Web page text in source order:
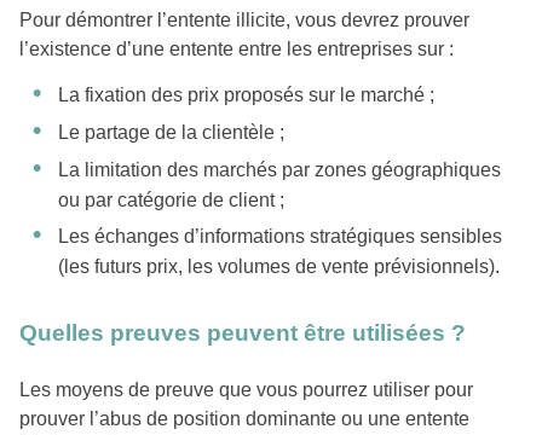
Pour démontrer l’entente illicite, vous devrez prouver
l’existence d’une entente entre les entreprises sur :
La fixation des prix proposés sur le marché ;
Le partage de la clientèle ;
La limitation des marchés par zones géographiques
ou par catégorie de client ;
Les échanges d’informations stratégiques sensibles
(les futurs prix, les volumes de vente prévisionnels).
Quelles preuves peuvent être utilisées ?
Les moyens de preuve que vous pourrez utiliser pour
prouver l’abus de position dominante ou une entente